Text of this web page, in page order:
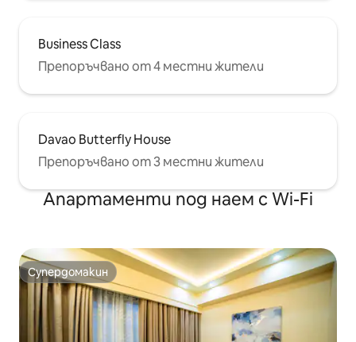
Business Class
Препоръчвано от 4 местни жители
Davao Butterfly House
Препоръчвано от 3 местни жители
Апартаменти под наем с Wi-Fi
Супердомакин
Супердомакин